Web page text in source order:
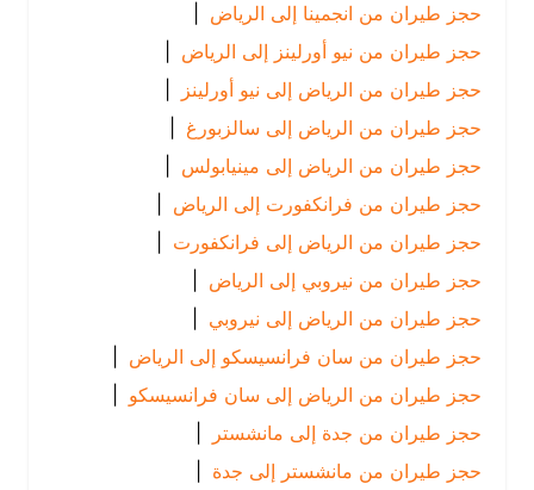
حجز طيران من انجمينا إلى الرياض
|
حجز طيران من نيو أورلينز إلى الرياض
|
حجز طيران من الرياض إلى نيو أورلينز |
حجز طيران من الرياض إلى سالزبورغ |
حجز طيران من الرياض إلى مينيابولس |
حجز طيران من فرانكفورت إلى الرياض
|
حجز طيران من الرياض إلى فرانكفورت |
حجز طيران من نيروبي إلى الرياض
|
حجز طيران من الرياض إلى نيروبي |
حجز طيران من سان فرانسيسكو إلى الرياض
|
حجز طيران من الرياض إلى سان فرانسيسكو |
حجز طيران من جدة إلى مانشستر |
حجز طيران من مانشستر إلى جدة